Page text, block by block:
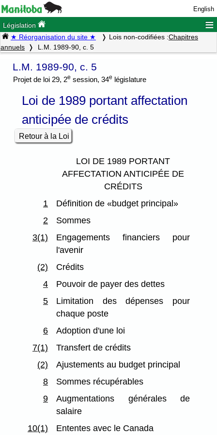
English
Législation ≡
★ Réorganisation du site ★ Lois non-codifiées :Chapitres
annuels
L.M. 1989-90, c. 5
L.M. 1989-90, c. 5
Projet de loi 29, 2e session, 34e législature
Loi de 1989 portant affectation
anticipée de crédits
Retour à la Loi
LOI DE 1989 PORTANT
AFFECTATION ANTICIPÉE DE
CRÉDITS
1
Définition de «budget principal»
2
Sommes
3(1)
Engagements financiers pour
l'avenir
(2)
Crédits
4
Pouvoir de payer des dettes
5
Limitation des dépenses pour
chaque poste
6
Adoption d'une loi
7(1)
Transfert de crédits
(2)
Ajustements au budget principal
8
Sommes récupérables
9
Augmentations générales de
salaire
10(1)
Ententes avec le Canada